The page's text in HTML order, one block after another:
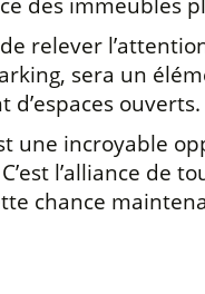
relever
sera un
ouverts.
une incroyable
l’alliance de
chance